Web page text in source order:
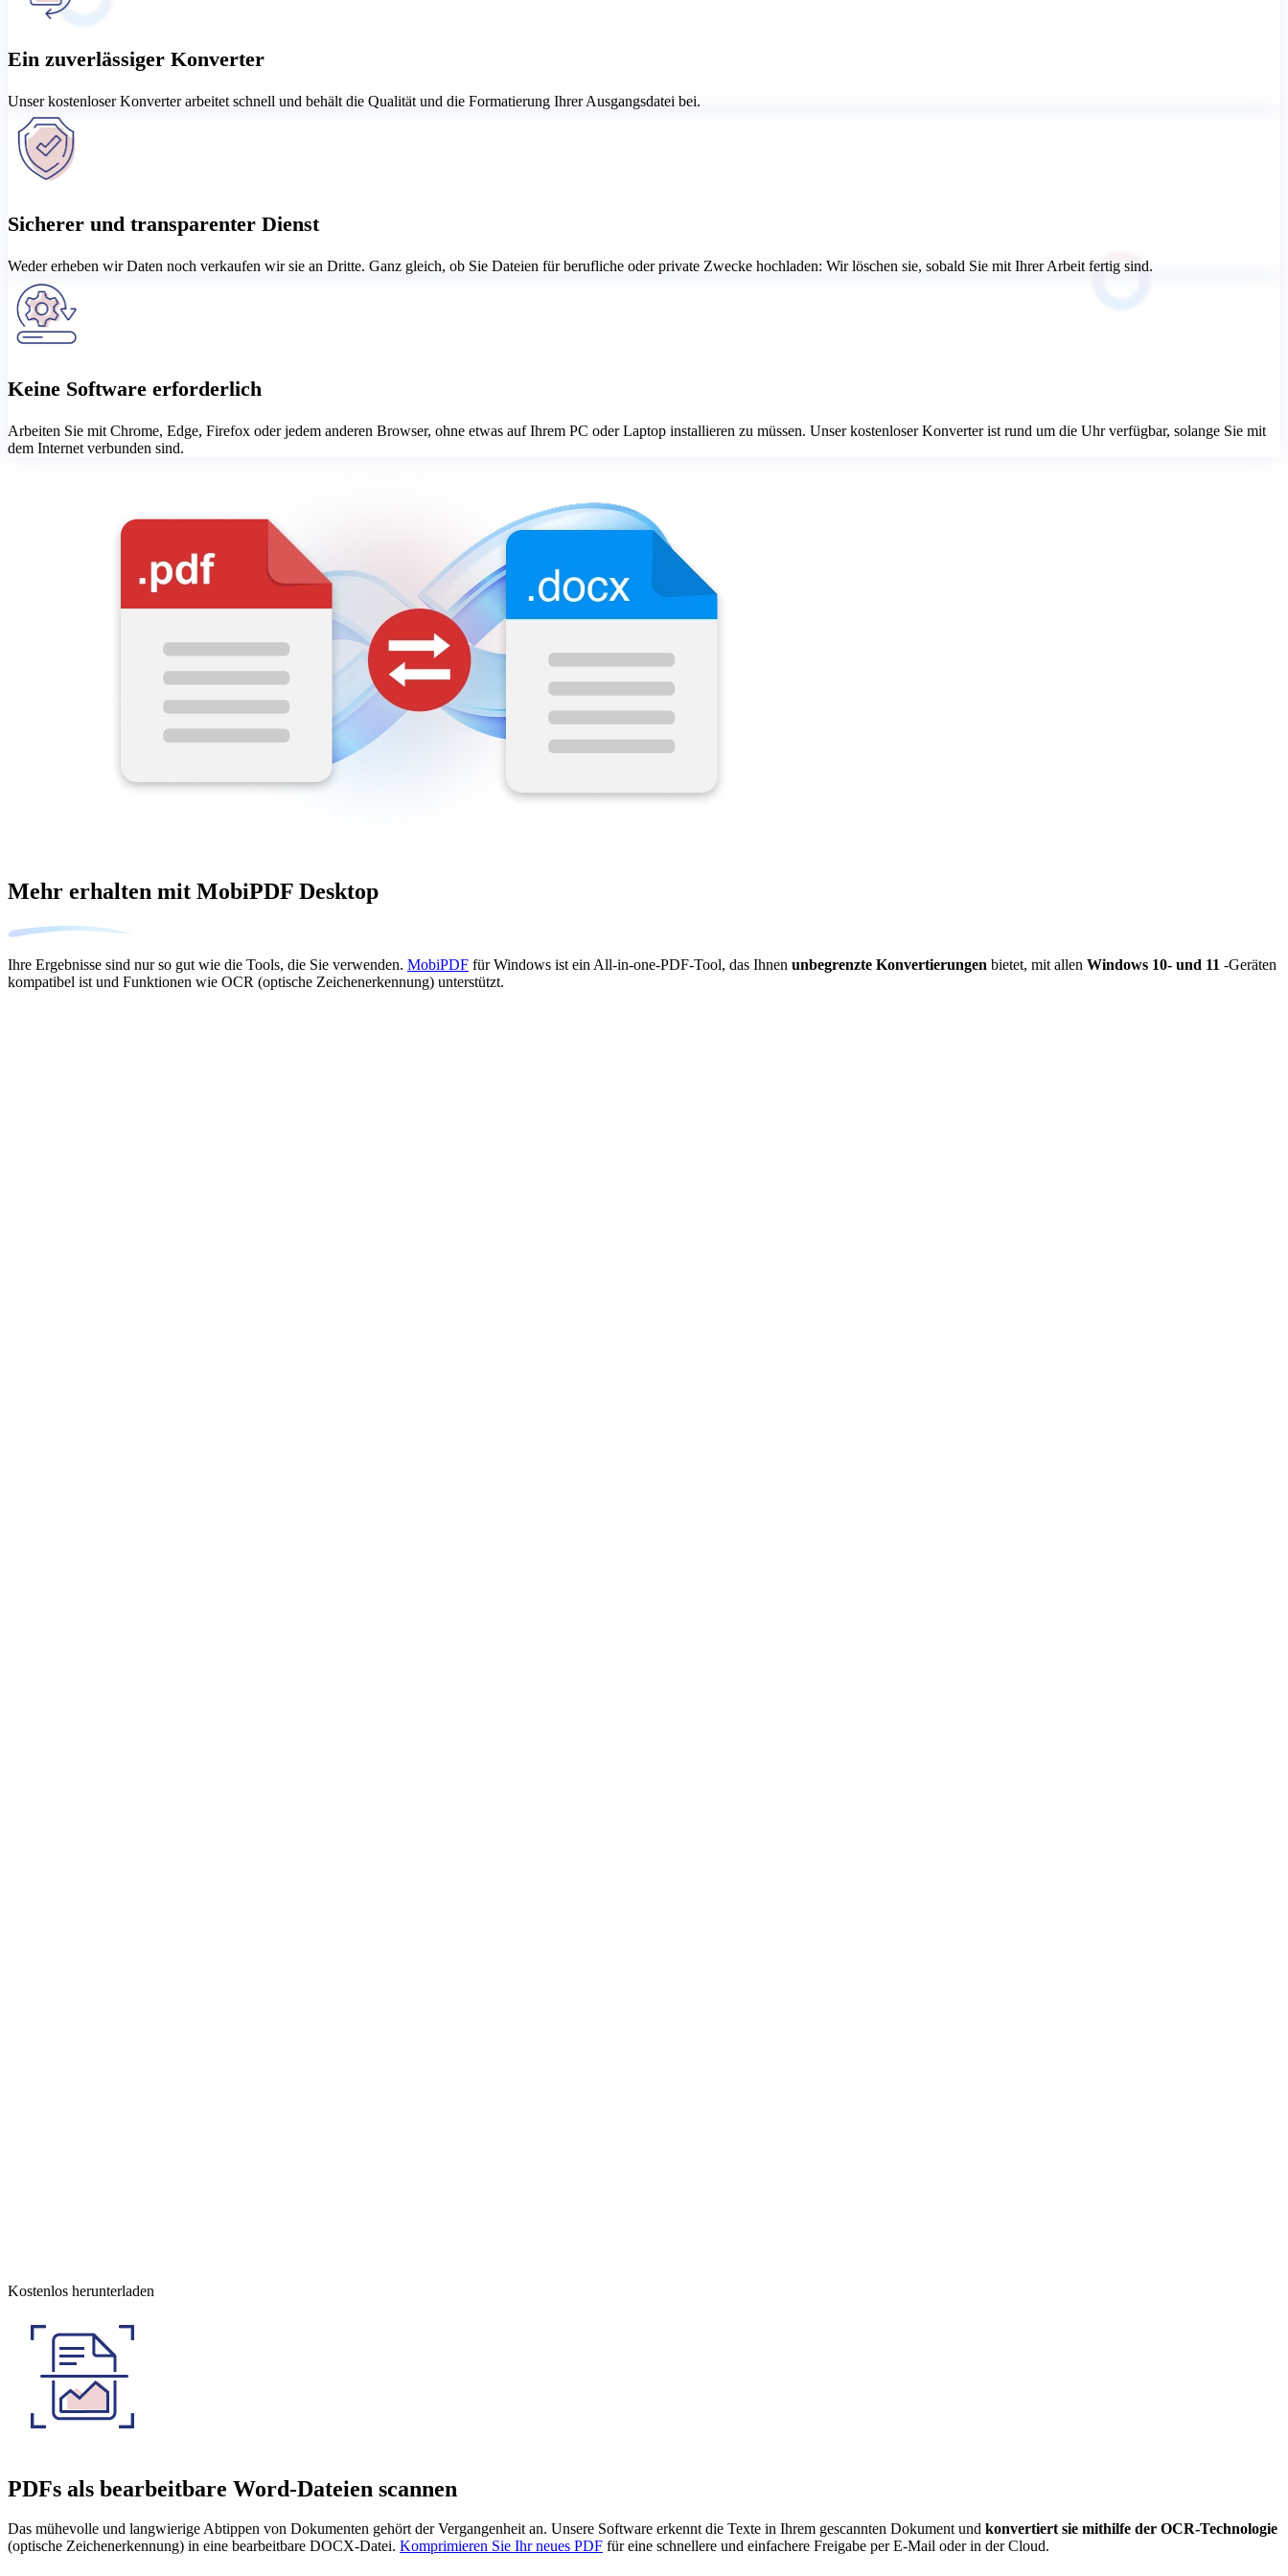
Ein zuverlässiger Konverter
Unser kostenloser Konverter arbeitet schnell und behält die Qualität und die Formatierung Ihrer Ausgangsdatei bei.
Sicherer und transparenter Dienst
Weder erheben wir Daten noch verkaufen wir sie an Dritte. Ganz gleich, ob Sie Dateien für berufliche oder private Zwecke hochladen: Wir löschen sie, sobald Sie mit Ihrer Arbeit fertig sind.
Keine Software erforderlich
Arbeiten Sie mit Chrome, Edge, Firefox oder jedem anderen Browser, ohne etwas auf Ihrem PC oder Laptop installieren zu müssen. Unser kostenloser Konverter ist rund um die Uhr verfügbar, solange Sie mit
dem Internet verbunden sind.
Mehr erhalten mit MobiPDF Desktop
Ihre Ergebnisse sind nur so gut wie die Tools, die Sie verwenden. MobiPDF für Windows ist ein All-in-one-PDF-Tool, das Ihnen unbegrenzte Konvertierungen bietet, mit allen Windows 10- und 11 -Geräten
kompatibel ist und Funktionen wie OCR (optische Zeichenerkennung) unterstützt.
Kostenlos herunterladen
PDFs als bearbeitbare Word-Dateien scannen
Das mühevolle und langwierige Abtippen von Dokumenten gehört der Vergangenheit an. Unsere Software erkennt die Texte in Ihrem gescannten Dokument und konvertiert sie mithilfe der OCR-Technologie
(optische Zeichenerkennung) in eine bearbeitbare DOCX-Datei. Komprimieren Sie Ihr neues PDF für eine schnellere und einfachere Freigabe per E-Mail oder in der Cloud.